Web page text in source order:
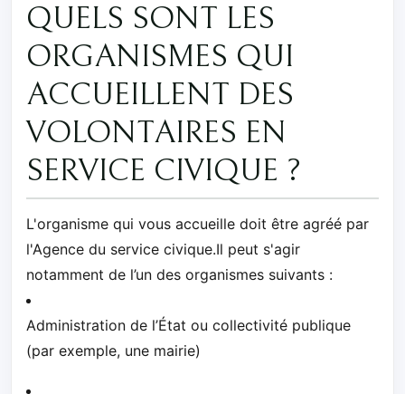
QUELS SONT LES
ORGANISMES QUI
ACCUEILLENT DES
VOLONTAIRES EN
SERVICE CIVIQUE ?
L'organisme qui vous accueille doit être agréé par
l'Agence du service civique.Il peut s'agir
notamment de l’un des organismes suivants :
Administration de l’État ou collectivité publique
(par exemple, une mairie)